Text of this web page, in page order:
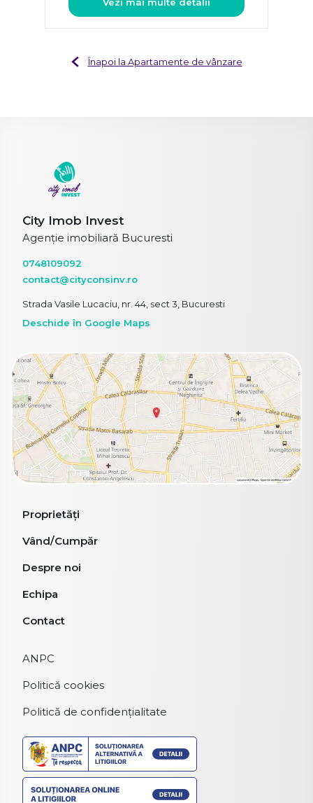
Înapoi la Apartamente de vânzare
City Imob Invest
Agenție imobiliară Bucuresti
0748109092
contact@cityconsinv.ro
Strada Vasile Lucaciu, nr. 44, sect 3, Bucuresti
Deschide în Google Maps
Proprietăți
Vând/Cumpăr
Despre noi
Echipa
Contact
ANPC
Politică cookies
Politică de confidențialitate